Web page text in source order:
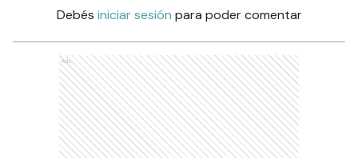
Debés iniciar sesión para poder comentar
Ads